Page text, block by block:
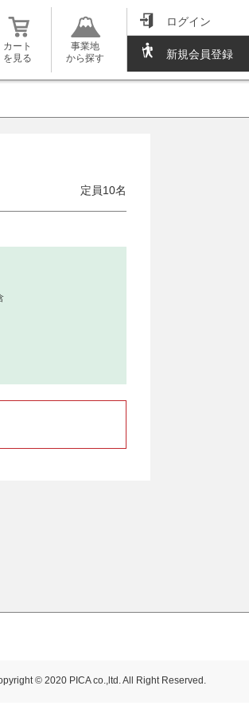
カート
を見る
事業地
から探す
ログイン
新規会員登録
定員10名
© 2020 PICA co.,ltd. All Right Reserved.